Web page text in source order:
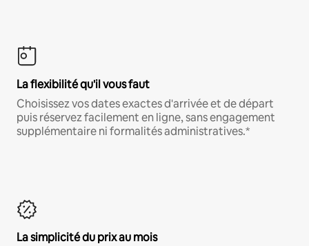
La flexibilité qu'il vous faut
Choisissez vos dates exactes d'arrivée et de départ
puis réservez facilement en ligne, sans engagement
supplémentaire ni formalités administratives.*
La simplicité du prix au mois